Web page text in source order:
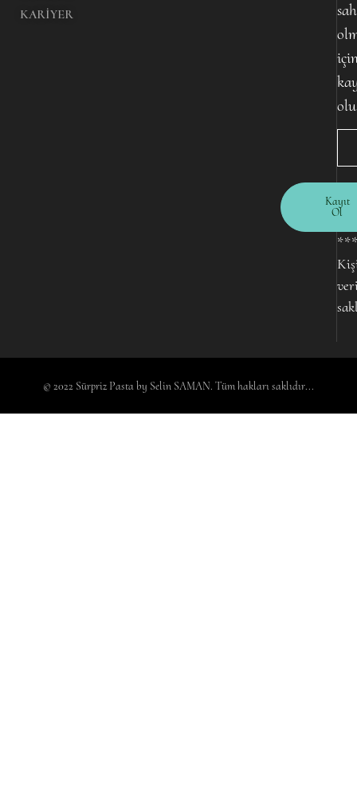
KARIYER
Kayıt
Ol
***
© 2022 Sürpriz Pasta by Selin SAMAN. Tüm hakları saklıdır...